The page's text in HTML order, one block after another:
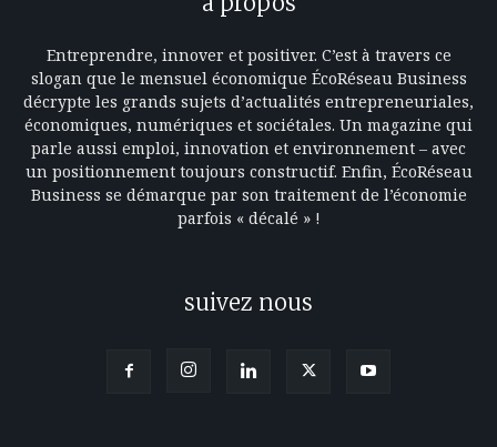
Entreprendre, innover et positiver. C’est à travers ce
slogan que le mensuel économique ÉcoRéseau Business
décrypte les grands sujets d’actualités entrepreneuriales,
économiques, numériques et sociétales. Un magazine qui
parle aussi emploi, innovation et environnement – avec
un positionnement toujours constructif. Enfin, ÉcoRéseau
Business se démarque par son traitement de l’économie
parfois « décalé » !
suivez nous